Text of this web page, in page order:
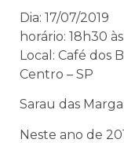
Dia: 17/07/2019
horário: 18h30
Local: Café dos
Centro – SP
Sarau das
Neste ano de